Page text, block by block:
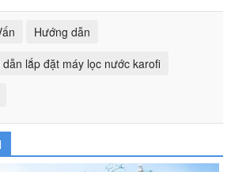
Hướng dẫn
lắp đặt máy lọc nước karofi